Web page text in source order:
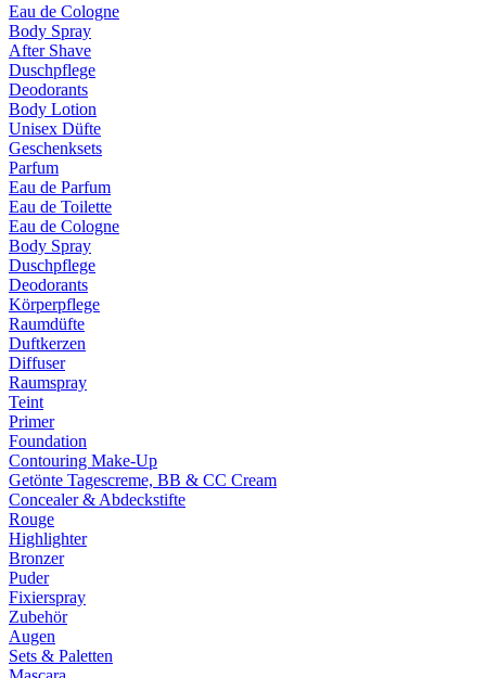
Eau de Cologne
Body Spray
After Shave
Duschpflege
Deodorants
Body Lotion
Unisex Düfte
Geschenksets
Parfum
Eau de Parfum
Eau de Toilette
Eau de Cologne
Body Spray
Duschpflege
Deodorants
Körperpflege
Raumdüfte
Duftkerzen
Diffuser
Raumspray
Teint
Primer
Foundation
Contouring Make-Up
Getönte Tagescreme, BB & CC Cream
Concealer & Abdeckstifte
Rouge
Highlighter
Bronzer
Puder
Fixierspray
Zubehör
Augen
Sets & Paletten